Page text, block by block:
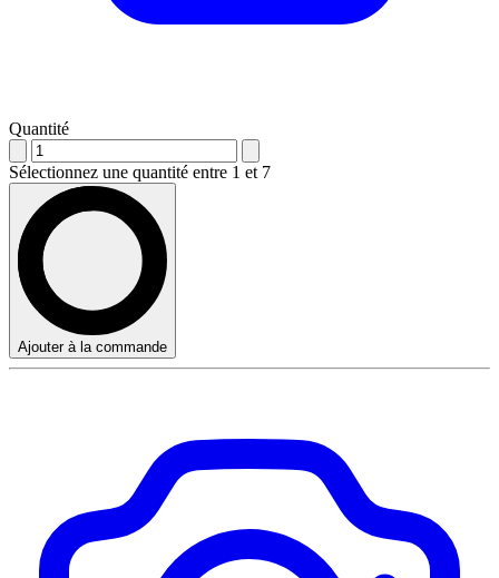
Quantité
Sélectionnez une quantité entre 1 et 7
Ajouter à la commande